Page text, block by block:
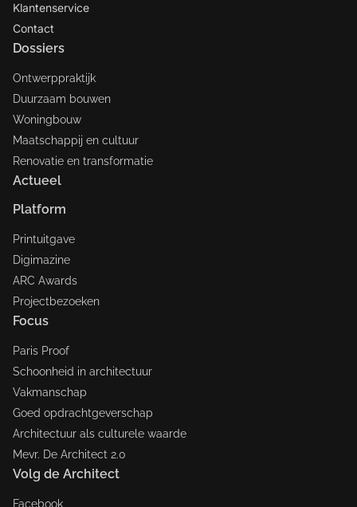
Klantenservice
Contact
Dossiers
Ontwerppraktijk
Duurzaam bouwen
Woningbouw
Maatschappij en cultuur
Renovatie en transformatie
Actueel
Platform
Printuitgave
Digimazine
ARC Awards
Projectbezoeken
Focus
Paris Proof
Schoonheid in architectuur
Vakmanschap
Goed opdrachtgeverschap
Architectuur als culturele waarde
Mevr. De Architect 2.0
Volg de Architect
Facebook